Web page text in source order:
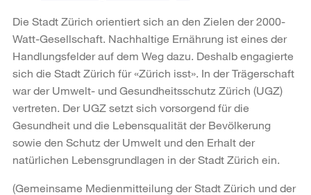
Die Stadt Zürich orientiert sich an den Zielen der 2000-
Watt-Gesellschaft. Nachhaltige Ernährung ist eines der
Handlungsfelder auf dem Weg dazu. Deshalb engagierte
sich die Stadt Zürich für «Zürich isst». In der Trägerschaft
war der Umwelt- und Gesundheitsschutz Zürich (UGZ)
vertreten. Der UGZ setzt sich vorsorgend für die
Gesundheit und die Lebensqualität der Bevölkerung
sowie den Schutz der Umwelt und den Erhalt der
natürlichen Lebensgrundlagen in der Stadt Zürich ein.
(Gemeinsame Medienmitteilung der Stadt Zürich und der